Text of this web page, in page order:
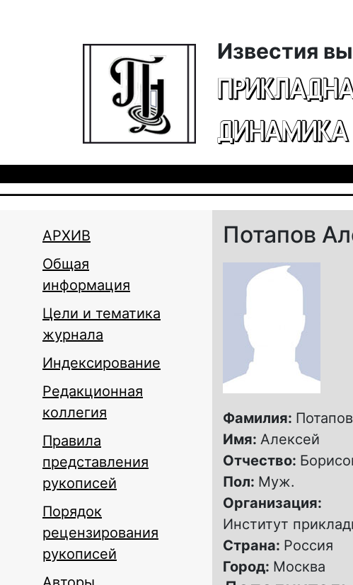
Известия
ДИНАМИКА
АРХИВ
Общая
информация
Цели и тематика
журнала
Индексирование
Редакционная
коллегия
Правила
представления
рукописей
Порядок
рецензирования
рукописей
Потапов
Фамилия: Потапов
Имя: Алексей
Отчество:
Пол: Муж.
Организация:
Институт
Страна: Россия
Город: Москва